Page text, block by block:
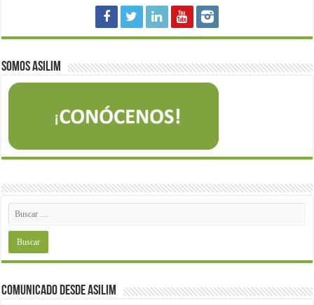
Somos Asilim
Comunicado desde Asilim